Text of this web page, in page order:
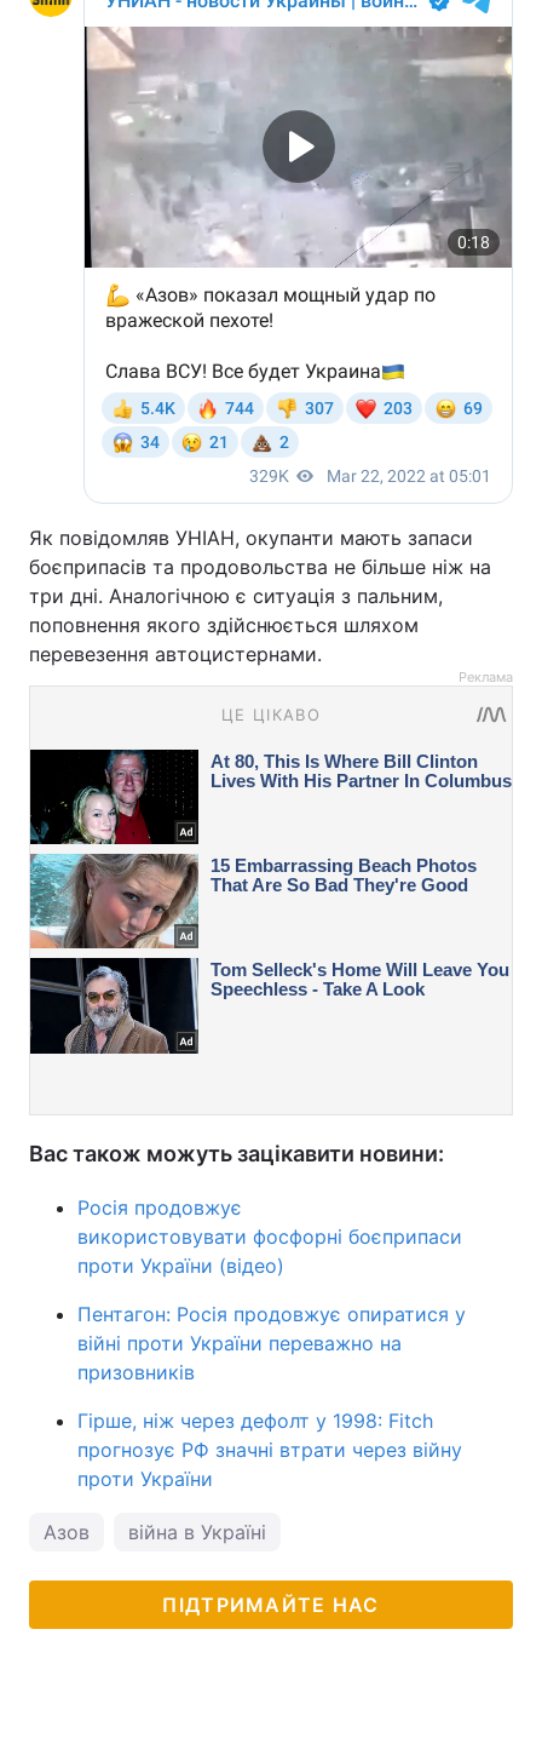
Як повідомляв УНІАН, окупанти мають запаси
боєприпасів та продовольства не більше ніж на
три дні. Аналогічною є ситуація з пальним,
поповнення якого здійснюється шляхом
перевезення автоцистернами.
Реклама
Вас також можуть зацікавити новини:
Росія продовжує
використовувати фосфорні боєприпаси
проти України (відео)
Пентагон: Росія продовжує опиратися у
війні проти України переважно на
призовників
Гірше, ніж через дефолт у 1998: Fitch
прогнозує РФ значні втрати через війну
проти України
Азов війна в Україні
ПІДТРИМАЙТЕ НАС